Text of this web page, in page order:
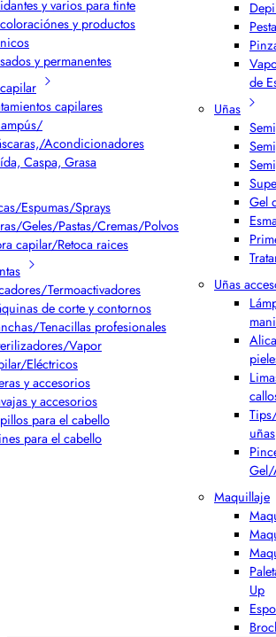
y varios para tinte
y productos
y permanentes
capilares
Acondicionadores
Caspa, Grasa
Espumas/Sprays
Geles/Pastas/Cremas/Polvos
capilar/Retoca raices
Termoactivadores
de corte y contornos
Tenacillas profesionales
Vapor
Eléctricos
y accesorios
y accesorios
para el cabello
para el cabello
de
Uñas
Gel
Uñas
uñas
Maquillaje
Up